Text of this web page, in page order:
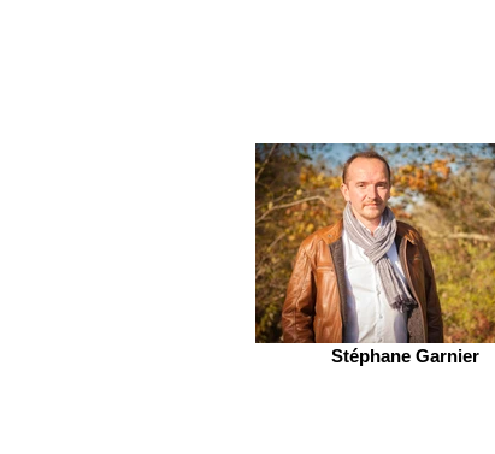
Stéphane Garnier